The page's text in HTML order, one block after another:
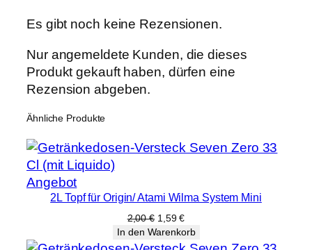
"
u
f
1
/
"
M
e
Es gibt noch keine Rezensionen.
Nur angemeldete Kunden, die dieses
Produkt gekauft haben, dürfen eine
Rezension abgeben.
Ähnliche Produkte
AngebotProdukt
im
2L Topf für Origin/ Atami Wilma System Mini
2,00€ Ursprünglicher
Preis
war:
1,59€Aktueller
Preis
ist:
In den Warenkorb